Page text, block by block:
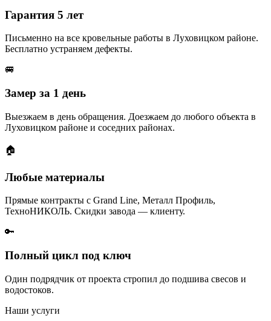
Гарантия 5 лет
Письменно на все кровельные работы в Луховицком районе.
Бесплатно устраняем дефекты.
🚐
Замер за 1 день
Выезжаем в день обращения. Доезжаем до любого объекта в
Луховицком районе и соседних районах.
🏠
Любые материалы
Прямые контракты с Grand Line, Металл Профиль,
ТехноНИКОЛЬ. Скидки завода — клиенту.
🔑
Полный цикл под ключ
Один подрядчик от проекта стропил до подшива свесов и
водостоков.
Наши услуги